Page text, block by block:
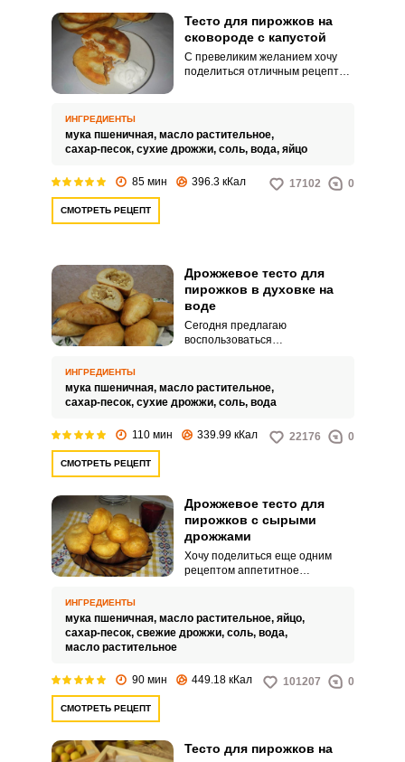
Тесто для пирожков на
сковороде с капустой
С превеликим желанием хочу
поделиться отличным рецептом
пирожки с капустой, поэтому я
это тесто использую именно с
этой целью.
ИНГРЕДИЕНТЫ
мука пшеничная, масло растительное,
сахар-песок, сухие дрожжи, соль, вода, яйцо
85 мин 396.3 кКал 17102 0
СМОТРЕТЬ РЕЦЕПТ
Дрожжевое тесто для
пирожков в духовке на
воде
Сегодня предлагаю
воспользоваться
аппетитное дрожжевое тесто,
приготовленное на воде. Перед
приготовленными из такого
дрожжевого теста, никто не
ИНГРЕДИЕНТЫ
мука пшеничная, масло растительное,
сахар-песок, сухие дрожжи, соль, вода
110 мин 339.99 кКал 22176 0
СМОТРЕТЬ РЕЦЕПТ
Дрожжевое тесто для
пирожков с сырыми
дрожжами
Хочу поделиться еще одним
рецептом аппетитное
оставит вас равнодушными.
Такое тесто получается
вкус.
ИНГРЕДИЕНТЫ
мука пшеничная, масло растительное, яйцо,
сахар-песок, свежие дрожжи, соль, вода,
масло растительное
90 мин 449.18 кКал 101207 0
СМОТРЕТЬ РЕЦЕПТ
Тесто для пирожков на